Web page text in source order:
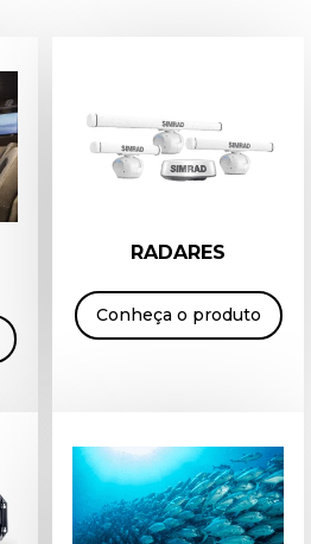
RADARES
Conheça o produto